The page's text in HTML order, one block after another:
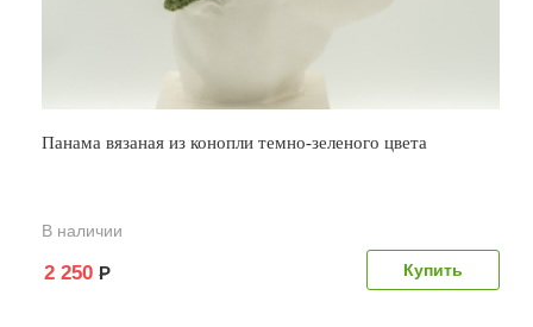
Панама вязаная из конопли темно-зеленого цвета
В наличии
2 250 Р